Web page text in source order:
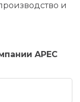
и
APEC